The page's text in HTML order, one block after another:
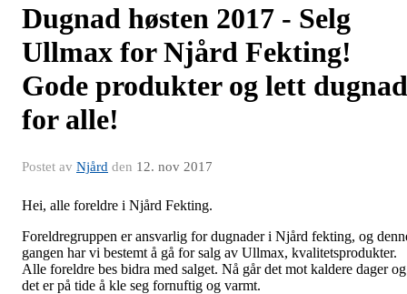
Dugnad høsten 2017 - Selg
Ullmax for Njård Fekting!
Gode produkter og lett dugnad
for alle!
Postet av Njård den 12. nov 2017
Hei, alle foreldre i Njård Fekting.
Foreldregruppen er ansvarlig for dugnader i Njård fekting, og
gangen har vi bestemt å gå for salg av Ullmax, kvalitetsprodukter.
Alle foreldre bes bidra med salget. Nå går det mot kaldere dager og
det er på tide å kle seg fornuftig og varmt.